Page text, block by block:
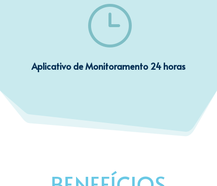
}
Aplicativo de Monitoramento 24 horas